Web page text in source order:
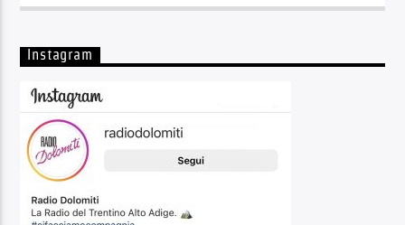
Instagram